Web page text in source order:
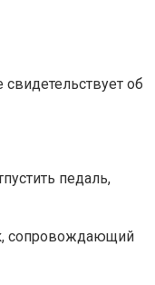
об
педаль,
сопровождающий